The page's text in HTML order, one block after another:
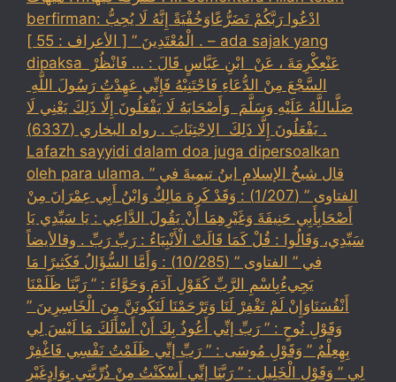
berfirman: ادْعُوا رَبَّكُمْ تَضَرُّعًاوَخُفْيَةً إِنَّهُ لَا يُحِبُّ
الْمُعْتَدِينَ ” [ الأعراف : 55 ] . – ada sajak yang
dipaksa ‏عَنْ‏‏عِكْرِمَةَ ‏، ‏عَنْ ‏ ‏ابْنِ عَبَّاسٍ ‏‏قَالَ : … فَانْظُرْ ‏‏
السَّجْعَ ‏‏مِنْ الدُّعَاءِ فَاجْتَنِبْهُ فَإِنِّي عَهِدْتُ رَسُولَ اللَّهِ ‏
‏صَلَّىاللَّهُ عَلَيْهِ وَسَلَّمَ ‏ ‏وَأَصْحَابَهُ لَا يَفْعَلُونَ إِلَّا ذَلِكَ ‏‏يَعْنِي لَا
يَفْعَلُونَ إِلَّا ذَلِكَ ‏ ‏الِاجْتِنَابَ . رواه البخاري (6337) .
Lafazh sayyidi dalam doa juga dipersoalkan
oleh para ulama. قال شيخُ الإسلامِ ابنُ تيميةَ في ”
الفتاوى ” (1/207) : وَقَدْ كَرِهَ مَالِكٌ وَابْنُ أَبِي عِمْرَانَ مِنْ
أَصْحَابِأَبِي حَنِيفَةَ وَغَيْرِهِمَا أَنْ يَقُولَ الدَّاعِي : يَا سَيِّدِي يَا
سَيِّدِي، وَقَالُوا : قُلْ كَمَا قَالَتْ الْأَنْبِيَاءُ : رَبِّ رَبِّ . وقالأيضاً
في ” الفتاوى ” (10/285) : وَأَمَّا السُّؤَالُ فَكَثِيرًا مَا
يَجِيءُبِاسْمِ الرَّبِّ كَقَوْلِ آدَمَ وَحَوَّاءَ : ” رَبَّنَا ظَلَمْنَا
أَنْفُسَنَاوَإِنْ لَمْ تَغْفِرْ لَنَا وَتَرْحَمْنَا لَنَكُونَنَّ مِنَ الْخَاسِرِينَ ”
وَقَوْلِ نُوحٍ : ” رَبِّ إنِّي أَعُوذُ بِكَ أَنْ أَسْأَلَكَ مَا لَيْسَ لِي
بِهِعِلْمٌ ” وَقَوْلِ مُوسَى : ” رَبِّ إنِّي ظَلَمْتُ نَفْسِي فَاغْفِرْ
لِي ” وَقَوْلِ الْخَلِيلِ : ” رَبَّنَا إنِّي أَسْكَنْتُ مِنْ ذُرِّيَّتِي بِوَادٍغَيْرِ